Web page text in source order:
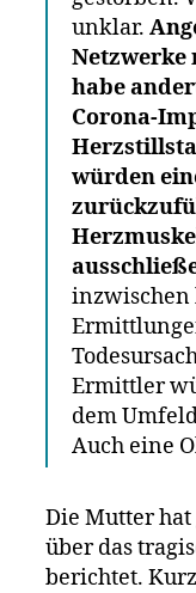
unklar.
Netzwerke
habe
Corona-
würden
inzwischen
Ermittler
dem
Auch eine
Die Mutter hat
über das
berichtet.